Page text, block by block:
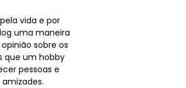
vida e por
uma maneira
sobre os
que um hobby
pessoas e